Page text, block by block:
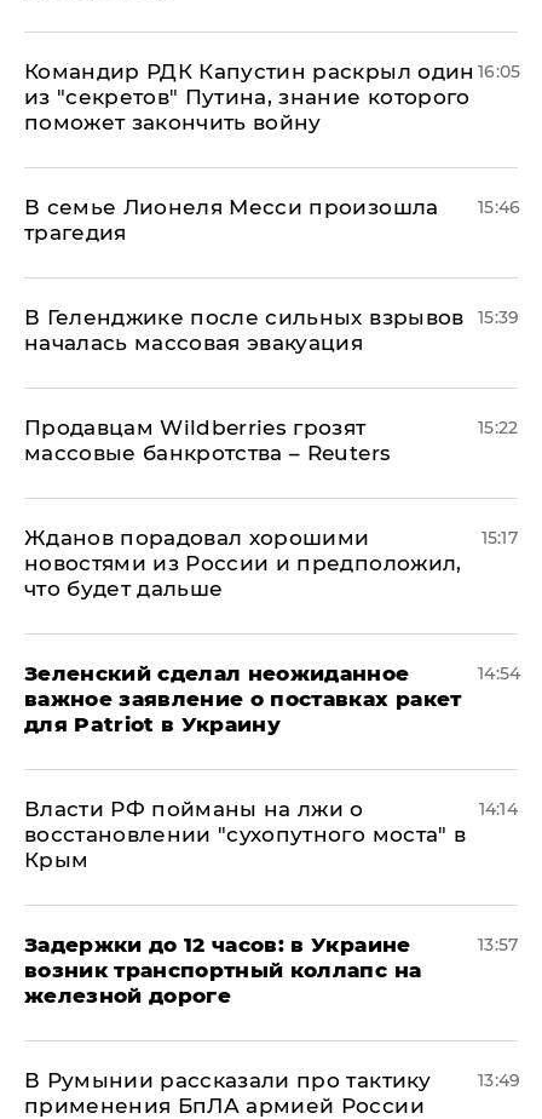
Командир РДК Капустин раскрыл один
из "секретов" Путина, знание которого
поможет закончить войну
16:05
В семье Лионеля Месси произошла
трагедия
15:46
В Геленджике после сильных взрывов
началась массовая эвакуация
15:39
Продавцам Wildberries грозят
массовые банкротства – Reuters
15:22
Жданов порадовал хорошими
новостями из России и предположил,
что будет дальше
15:17
Зеленский сделал неожиданное
важное заявление о поставках ракет
для Patriot в Украину
14:54
Власти РФ пойманы на лжи о
восстановлении "сухопутного моста" в
Крым
14:14
Задержки до 12 часов: в Украине
возник транспортный коллапс на
железной дороге
13:57
В Румынии рассказали про тактику
применения БпЛА армией России
13:49